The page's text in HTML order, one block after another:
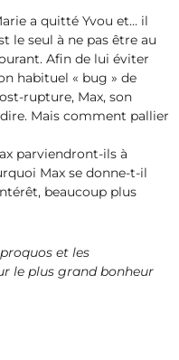
a quitté Yvou et… il
le seul à ne pas être au
Afin de lui éviter
habituel « bug » de
rupture, Max, son
Mais comment pallier
parviendront-ils à
Max se donne-t-il
beaucoup plus
et les
le plus grand bonheur